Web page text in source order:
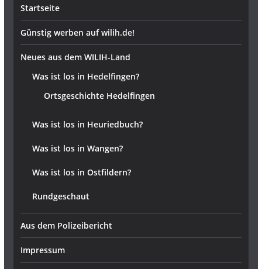
Startseite
Günstig werben auf wilih.de!
Neues aus dem WILIH-Land
Was ist los in Hedelfingen?
Ortsgeschichte Hedelfingen
Was ist los in Heuriedbuch?
Was ist los in Wangen?
Was ist los in Ostfildern?
Rundgeschaut
Aus dem Polizeibericht
Impressum